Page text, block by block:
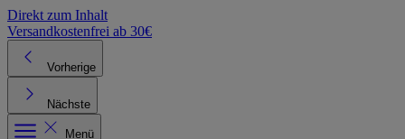
Direkt zum Inhalt
Versandkostenfrei ab 30€
Vorherige
Nächste
Menü